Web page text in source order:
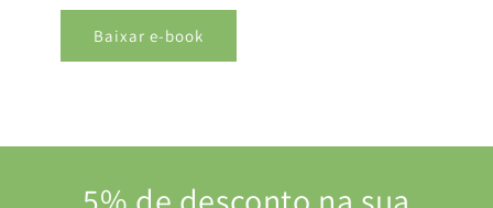
Baixar e-book